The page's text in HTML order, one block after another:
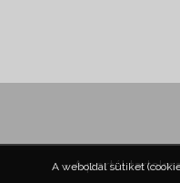
A weboldal sütiket
A portál